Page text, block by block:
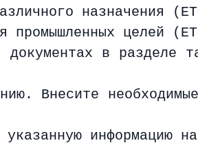
назначения
промышленных целей
документах в разделе
Внесите
информацию